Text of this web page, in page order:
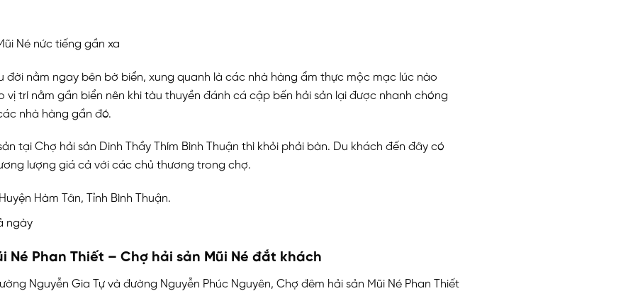
đời nằm ngay bên bờ biển, xung quanh là các nhà hàng ẩm thực mộc mạc lúc nào
trí nằm gần biển nên khi tàu thuyền đánh cá cập bến hải sản lại được nhanh chóng
nhà hàng gần đó.
tại Chợ hải sản Dinh Thầy Thím Bình Thuận thì khỏi phải bàn. Du khách đến đây có
lượng giá cả với các chủ thương trong chợ.
Hàm Tân, Tỉnh Bình Thuận.
ngày
Né Phan Thiết – Chợ hải sản Mũi Né đắt khách
Nguyễn Gia Tự và đường Nguyễn Phúc Nguyên, Chợ đêm hải sản Mũi Né Phan Thiết